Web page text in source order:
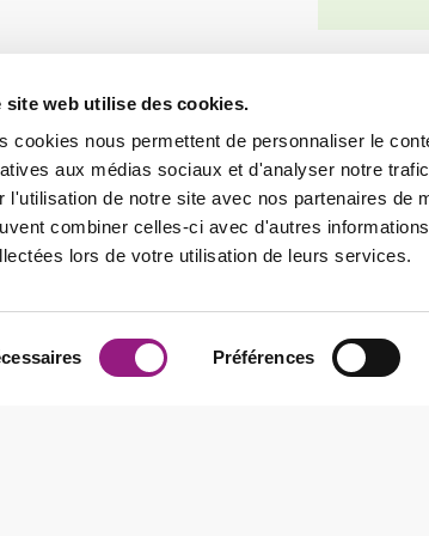
site web utilise des cookies.
cookies nous permettent de personnaliser le
aux médias sociaux et d'analyser notre
l'utilisation de notre site avec nos partenaires de
combiner celles-ci avec d'autres
lors de votre utilisation de leurs services.
Préférences
Kontakt